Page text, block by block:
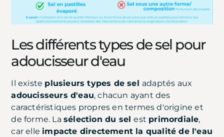
Les différents types de sel pour
adoucisseur d'eau
Il existe plusieurs types de sel adaptés aux
adoucisseurs d'eau, chacun ayant des
caractéristiques propres en termes d'origine et
de forme. La sélection du selest primordiale,
car elleimpacte directement la qualité de l'eau